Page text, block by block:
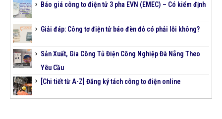
Báo giá công tơ điện tử 3 pha EVN (EMEC) – Có kiểm định
Giải đáp: Công tơ điện tử báo đèn đỏ có phải lỗi không?
Sản Xuất, Gia Công Tủ Điện Công Nghiệp Đà Nẵng Theo
Yêu Cầu
[Chi tiết từ A-Z] Đăng ký tách công tơ điện online